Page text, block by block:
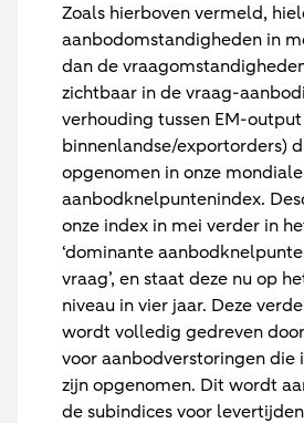
Zoals hierboven vermeld,
aanbodomstandigheden in
dan de
zichtbaar in de vraag-
verhouding tussen EM-
binnenlandse/exportorders)
opgenomen in onze mondiale
aanbodknelpuntenindex.
onze index in mei verder in
‘dominante
vraag’, en staat deze nu op
niveau in vier jaar. Deze
wordt volledig gedreven
voor aanbodverstoringen die
zijn opgenomen. Dit wordt
de subindices voor